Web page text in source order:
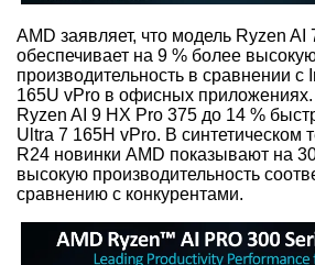
AMD заявляет, что модель Ryzen AI
обеспечивает на 9 % более
производительность в сравнении с
165U vPro в офисных
Ryzen AI 9 HX Pro 375 до 14 %
Ultra 7 165H vPro. В синтетическом
R24 новинки AMD показывают на
высокую производительность
сравнению с конкурентами.